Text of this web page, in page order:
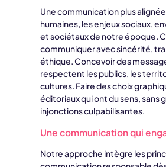
Une communication plus
humaines, les enjeux sociaux,
et sociétaux de notre époque.
communiquer avec sincérité,
éthique. Concevoir des
respectent les publics, les
cultures. Faire des choix
éditoriaux qui ont du sens, sans
injonctions culpabilisantes.
Une communication qui
Notre approche intègre les